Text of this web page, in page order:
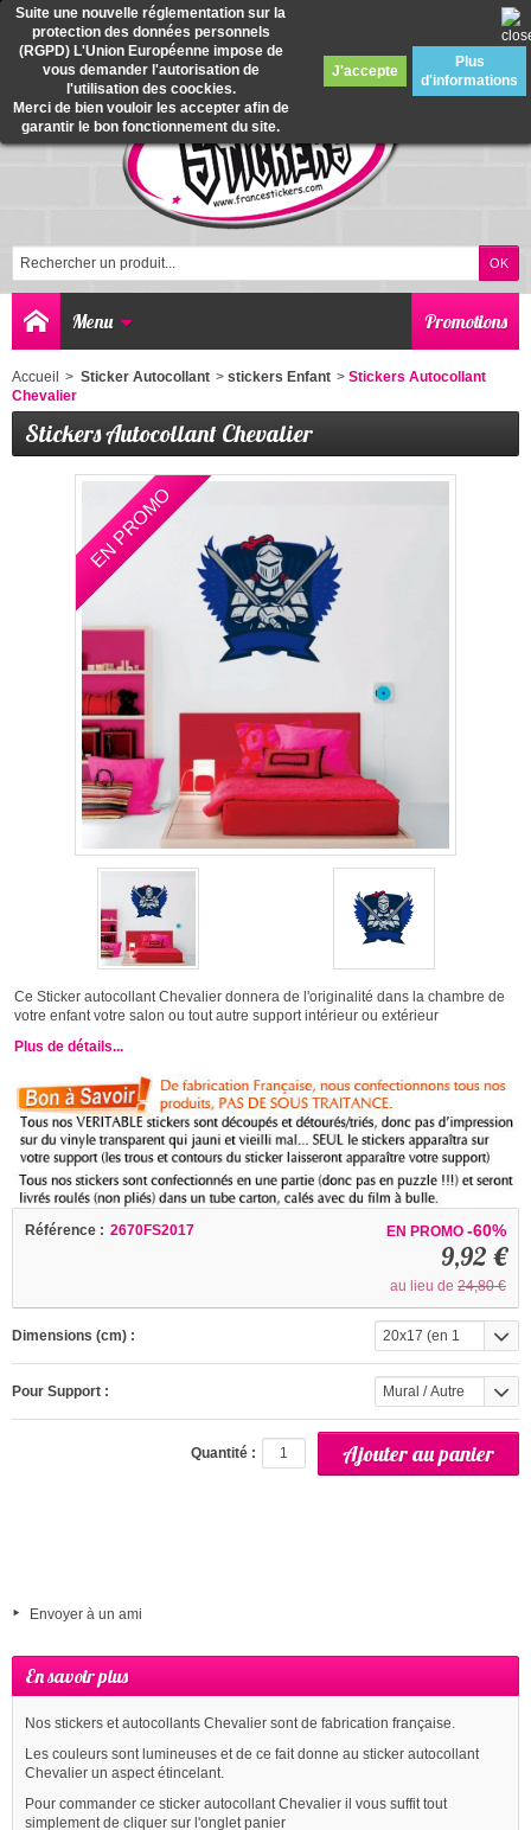
Menu Promotions
Suite une nouvelle réglementation sur la
protection des données personnels
(RGPD) L'Union Européenne impose de
vous demander l'autorisation de
l'utilisation des coockies.
Merci de bien vouloir les accepter afin de
garantir le bon fonctionnement du site.
J'accepte
Plus
d'informations
Accueil > Sticker Autocollant > stickers Enfant > Stickers Autocollant
Chevalier
Stickers Autocollant Chevalier
EN PROMO
Ce Sticker autocollant Chevalier donnera de l'originalité dans la chambre de
votre enfant votre salon ou tout autre support intérieur ou extérieur
Plus de détails...
EN PROMO -60%
9,92 €
au lieu de 24,80 €
Référence : 2670FS2017
Dimensions (cm) :
20x17 (en 1
partie)
Pour Support :
Mural / Autre
(interieur)
Quantité :
Envoyer à un ami
En savoir plus
Nos stickers et autocollants Chevalier sont de fabrication française.
Les couleurs sont lumineuses et de ce fait donne au sticker autocollant
Chevalier un aspect étincelant.
Pour commander ce sticker autocollant Chevalier il vous suffit tout
simplement de cliquer sur l'onglet panier